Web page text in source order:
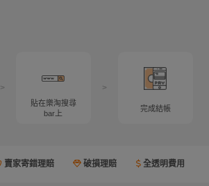
>
貼在樂淘搜尋
bar上
>
完成結帳
賣家寄錯理賠 破損理賠 全透明費用